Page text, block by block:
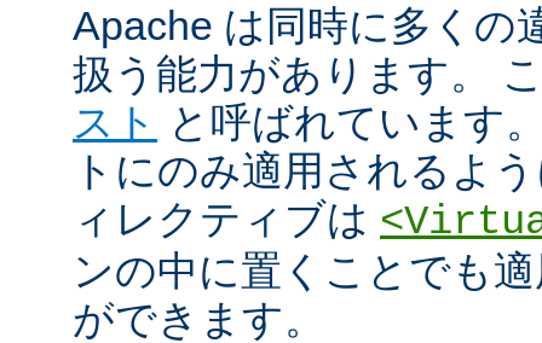
Apache は同時に多くの
扱う能力があります。
スト
と呼ばれています
トにのみ適用されるよ
ィレクティブは
ンの中に置くことでも
ができます。